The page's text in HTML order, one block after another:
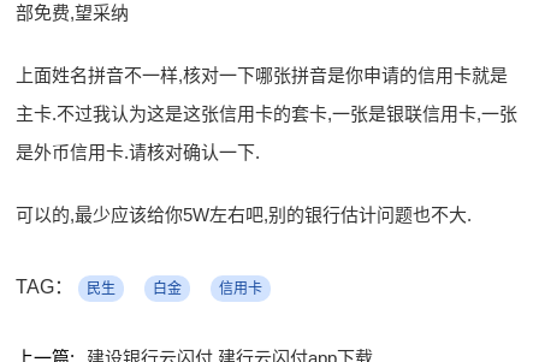
部免费,望采纳
上面姓名拼音不一样,核对一下哪张拼音是你申请的信用卡就是
主卡.不过我认为这是这张信用卡的套卡,一张是银联信用卡,一张
是外币信用卡.请核对确认一下.
可以的,最少应该给你5W左右吧,别的银行估计问题也不大.
TAG： 民生 白金 信用卡
上一篇: 建设银行云闪付 建行云闪付app下载